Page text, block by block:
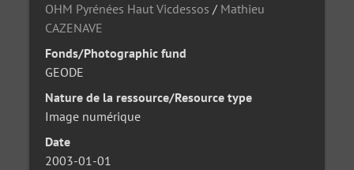
OHM Pyrénées Haut Vicdessos / Mathieu
CAZENAVE
Fonds/Photographic fund
GEODE
Nature de la ressource/Resource type
Image numérique
Date
2003-01-01